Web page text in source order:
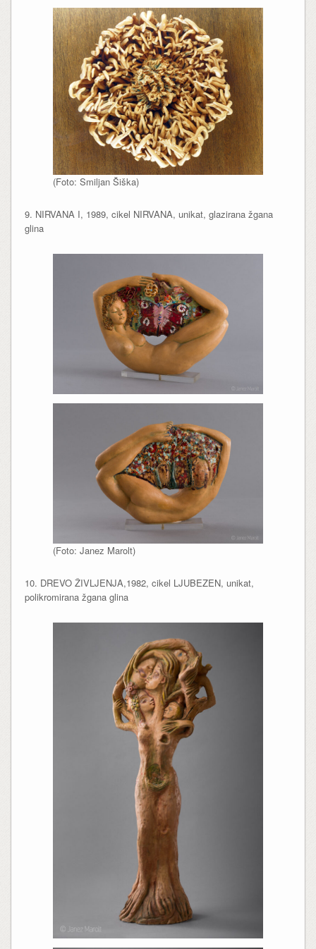
(Foto: Smiljan Šiška)
9. NIRVANA I, 1989, cikel NIRVANA, unikat, glazirana žgana
glina
(Foto: Janez Marolt)
10. DREVO ŽIVLJENJA,1982, cikel LJUBEZEN, unikat,
polikromirana žgana glina